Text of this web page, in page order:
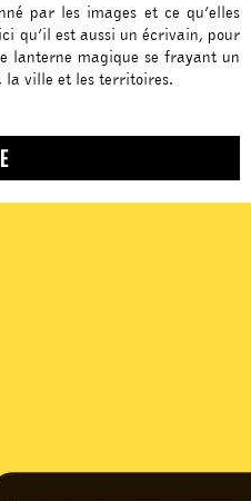
par les images et ce qu’elles
qu’il est aussi un écrivain, pour
lanterne magique se frayant un
la ville et les territoires.